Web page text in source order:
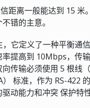
距离一般能达到 15
错的主意。
它定义了一种平衡通
提高到 10Mbps，传
传输必须使用 5 根线
标准，作为 RS-422
动能力和冲突 保护特